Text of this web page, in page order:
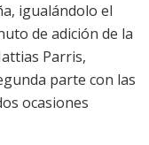
igualándolo el
de adición de la
Parris,
parte con las
ocasiones